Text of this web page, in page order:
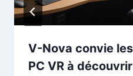
V-Nova convie
PC VR à